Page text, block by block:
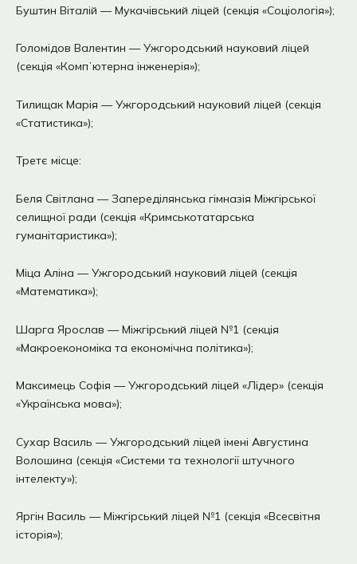
Буштин Віталій — Мукачівський ліцей (секція «Соціологія»);
Голомідов Валентин — Ужгородський науковий ліцей
(секція «Компʼютерна інженерія»);
Тилищак Марія — Ужгородський науковий ліцей (секція
«Статистика»);
Третє місце:
Беля Світлана — Запереділянська гімназія Міжгірської
селищної ради (секція «Кримськотатарська
гуманітаристика»);
Міца Аліна — Ужгородський науковий ліцей (секція
«Математика»);
Шарга Ярослав — Міжгірський ліцей №1 (секція
«Макроекономіка та економічна політика»);
Максимець Софія — Ужгородський ліцей «Лідер» (секція
«Українська мова»);
Сухар Василь — Ужгородський ліцей імені Августина
Волошина (секція «Системи та технології штучного
інтелекту»);
Яргін Василь — Міжгірський ліцей №1 (секція «Всесвітня
історія»);